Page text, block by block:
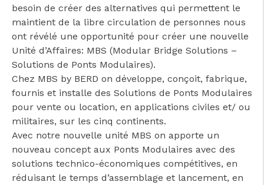
besoin de créer des alternatives qui permettent le
maintient de la libre circulation de personnes nous
ont révélé une opportunité pour créer une nouvelle
Unité d’Affaires: MBS (Modular Bridge Solutions –
Solutions de Ponts Modulaires).
Chez MBS by BERD on développe, conçoit, fabrique,
fournis et installe des Solutions de Ponts Modulaires
pour vente ou location, en applications civiles et/ ou
militaires, sur les cinq continents.
Avec notre nouvelle unité MBS on apporte un
nouveau concept aux Ponts Modulaires avec des
solutions technico-économiques compétitives, en
réduisant le temps d’assemblage et lancement, en